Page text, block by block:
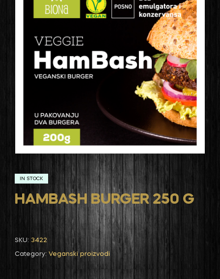
IN STOCK
HAMBASH BURGER 250 G
SKU: 3422
Category: Veganski proizvodi